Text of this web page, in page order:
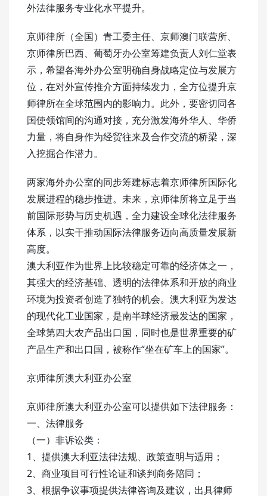
外法律服务专业化水平提升。
京师律所（全国）青工委主任、京师澳门联营所、
京师律所巴西、葡萄牙办公室筹建负责人刘仁堂表
示，希望各海外办公室明确自身战略定位与发展方
位，在对外宣传推介方面持续发力，全方位提升京
师律所在全球范围内的影响力。此外，要密切同各
国使领馆间的沟通对接，充分激发海外华人、华侨
力量，将自身作为经贸往来及合作交流的桥梁，深
入挖掘合作潜力。
两家海外办公室的同步筹建标志着京师律所国际化
发展进程的稳步推进。未来，京师律所将立足于当
前国际形势与历史机遇，全力建设全球化法律服务
体系，以实干推动国际法律服务迈向高质量发展新
高度。
澳大利亚作为世界上比较稳定可靠的经济体之一，
其强大的经济基础、透明的法律体系和开放的商业
环境为投资者创造了独特的机会。澳大利亚为发达
的现代化工业国家，是南半球经济最发达的国家，
全球第四大农产品出口国，同时也是世界重要的矿
产品生产和出口国，被称作“坐在矿车上的国家”。
京师律所澳大利亚办公室
京师律所澳大利亚办公室可以提供如下法律服务：
一、法律服务
（一）非诉讼类：
1、提供澳大利亚法律法规、政策查明与适用；
2、商业项目可行性论证和谈判商务陪同；
3、根据争议事项提供法律咨询及建议，出具律师